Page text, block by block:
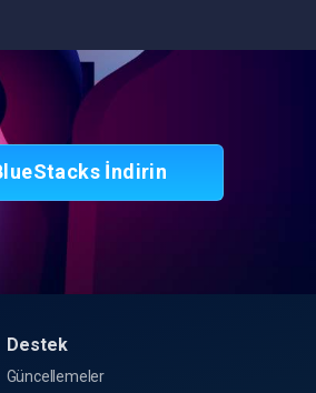
İndirin
Destek
Güncellemeler